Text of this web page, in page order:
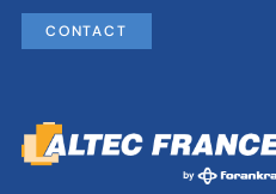
CONTACT